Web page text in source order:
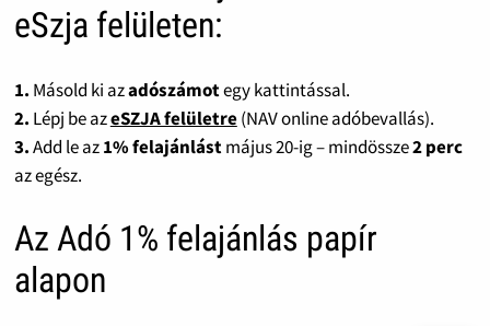
eSzja felületen:
1. Másold ki azadószámotegy kattintással.
2. Lépj be azeSZJA felületre(NAV online adóbevallás).
3.Add le az1% felajánlástmájus 20-ig – mindössze2 perc
az egész.
Az Adó 1% felajánlás papír
alapon